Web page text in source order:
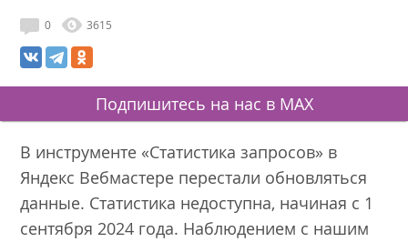
0 3615
Подпишитесь на нас в MAX
В инструменте «Статистика запросов» в
Яндекс Вебмастере перестали обновляться
данные. Статистика недоступна, начиная с 1
сентября 2024 года. Наблюдением с нашим